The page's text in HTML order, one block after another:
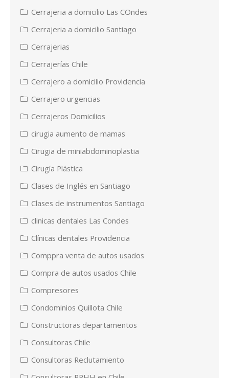
Cerrajeria a domicilio Las COndes
Cerrajeria a domicilio Santiago
Cerrajerias
Cerrajerías Chile
Cerrajero a domicilio Providencia
Cerrajero urgencias
Cerrajeros Domicilios
cirugia aumento de mamas
Cirugia de miniabdominoplastia
Cirugía Plástica
Clases de Inglés en Santiago
Clases de instrumentos Santiago
clinicas dentales Las Condes
Clínicas dentales Providencia
Comppra venta de autos usados
Compra de autos usados Chile
Compresores
Condominios Quillota Chile
Constructoras departamentos
Consultoras Chile
Consultoras Reclutamiento